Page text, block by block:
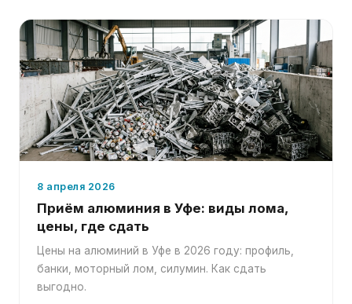
8 апреля 2026
Приём алюминия в Уфе: виды лома,
цены, где сдать
Цены на алюминий в Уфе в 2026 году: профиль,
банки, моторный лом, силумин. Как сдать
выгодно.